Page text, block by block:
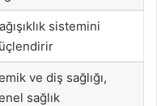
sistemini
ve diş sağlığı,
sağlık